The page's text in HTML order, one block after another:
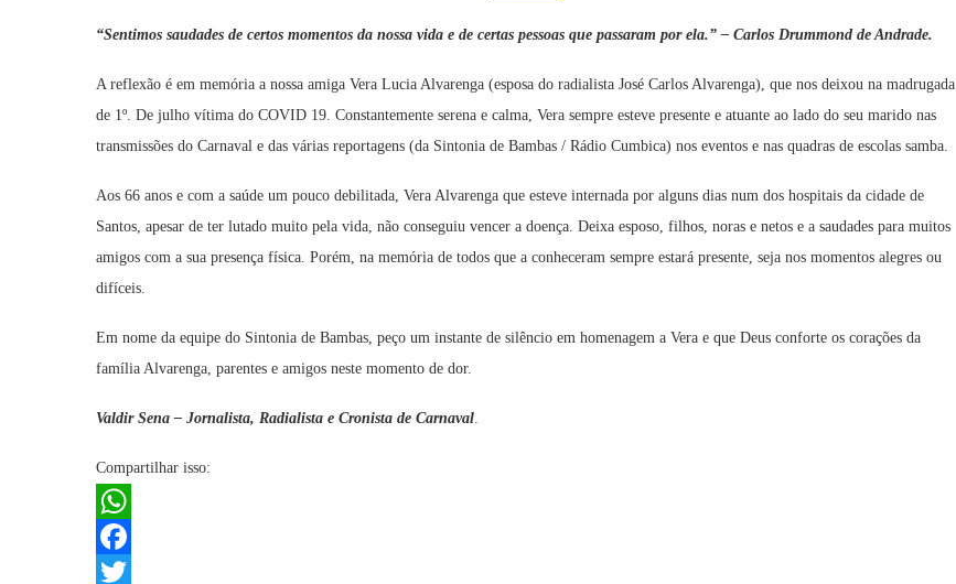
“Sentimos saudades de certos momentos da nossa vida e de certas pessoas que passaram por ela.”– Carlos Drummond de Andrade.
A reflexão é em memória a nossa amiga Vera Lucia Alvarenga (esposa do radialista José Carlos Alvarenga), que nos deixou na madrugada
de 1º. De julho vítima do COVID 19. Constantemente serena e calma, Vera sempre esteve presente e atuante ao lado do seu marido nas
transmissões do Carnaval e das várias reportagens (da Sintonia de Bambas / Rádio Cumbica) nos eventos e nas quadras de escolas samba.
Aos 66 anos e com a saúde um pouco debilitada, Vera Alvarenga que esteve internada por alguns dias num dos hospitais da cidade de
Santos, apesar de ter lutado muito pela vida, não conseguiu vencer a doença. Deixa esposo, filhos, noras e netos e a saudades para muitos
amigos com a sua presença física. Porém, na memória de todos que a conheceram sempre estará presente, seja nos momentos alegres ou
difíceis.
Em nome da equipe do Sintonia de Bambas, peço um instante de silêncio em homenagem a Vera e que Deus conforte os corações da
família Alvarenga, parentes e amigos neste momento de dor.
Valdir Sena – Jornalista, Radialista e Cronista de Carnaval.
Compartilhar isso:
WhatsApp
Facebook